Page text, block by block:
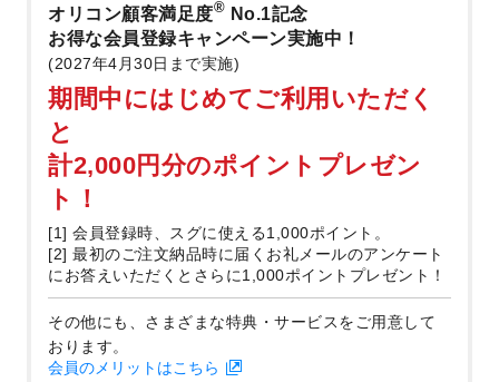
オリコン顧客満足度® No.1記念
お得な会員登録キャンペーン実施中！
(2027年4月30日まで実施)
期間中にはじめてご利用いただく
と
計2,000円分のポイントプレゼン
ト！
[1] 会員登録時、スグに使える1,000ポイント。
[2] 最初のご注文納品時に届くお礼メールのアンケート
にお答えいただくとさらに1,000ポイントプレゼント！
その他にも、さまざまな特典・サービスをご用意して
おります。
会員のメリットはこちら